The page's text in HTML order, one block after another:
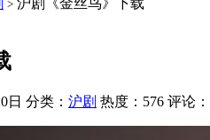
> 沪剧《金丝鸟》下载
日 分类： 沪剧 热度：576 评论：